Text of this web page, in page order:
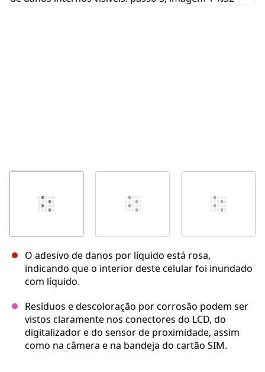
O adesivo de danos por líquido está rosa,
indicando que o interior deste celular foi inundado
com líquido.
Resíduos e descoloração por corrosão podem ser
vistos claramente nos conectores do LCD, do
digitalizador e do sensor de proximidade, assim
como na câmera e na bandeja do cartão SIM.